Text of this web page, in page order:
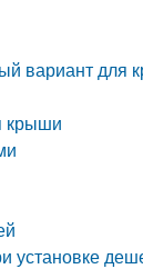
вариант для
крыши
установке